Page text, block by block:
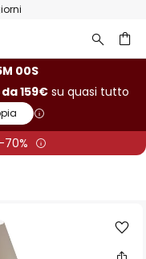
59S
da 159€su quasi tutto
70%